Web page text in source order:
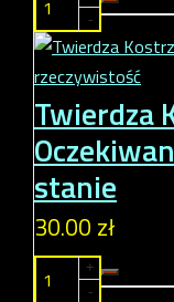
-
Twierdza
stanie
30.00 zł
+
-